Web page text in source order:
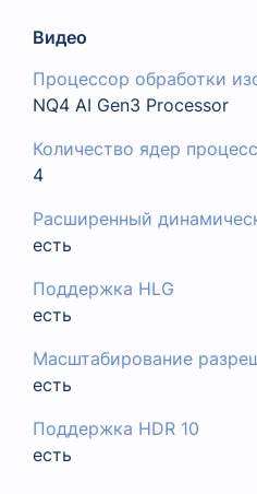
Видео
Процессор обработки
NQ4 AI Gen3 Processor
Количество ядер
4
Расширенный
есть
Поддержка HLG
есть
Масштабирование
есть
Поддержка HDR 10
есть